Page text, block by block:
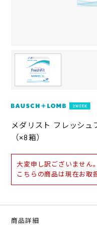
メダリスト フレッシュ
（×8箱）
大変申し訳ございません。
こちらの商品は現在お取
商品詳細